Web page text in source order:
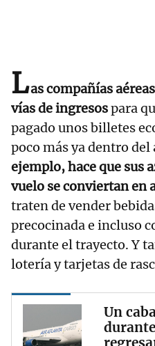
Las compañías
vías de ingresospara
pagado unos billetes
poco más ya dentro del
ejemplo, hace que sus
vuelo se conviertan en
traten de vender
precocinada e incluso
durante el trayecto. Y
lotería y tarjetas de
Un